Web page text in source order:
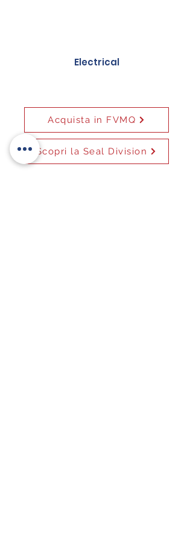
Electrical
Acquista in FVMQ
Scopri la Seal Division